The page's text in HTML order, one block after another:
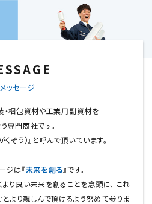
メッセージ
梱包資材や工業用副資材を
専門商社です。
くぞう）』と呼んで頂いています。
ジは『未来を創る』です。
り良い未来を創ることを念頭に、 これ
とより親しんで頂けるよう努めて参りま